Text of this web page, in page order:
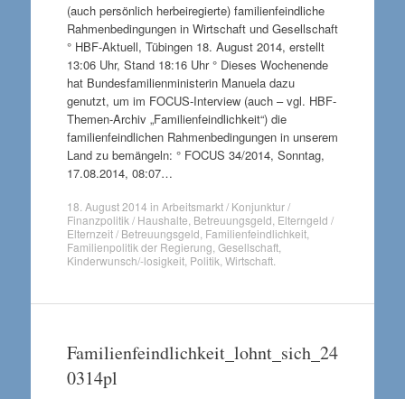
(auch persönlich herbeiregierte) familienfeindliche
Rahmenbedingungen in Wirtschaft und Gesellschaft
° HBF-Aktuell, Tübingen 18. August 2014, erstellt
13:06 Uhr, Stand 18:16 Uhr ° Dieses Wochenende
hat Bundesfamilienministerin Manuela dazu
genutzt, um im FOCUS-Interview (auch – vgl. HBF-
Themen-Archiv „Familienfeindlichkeit“) die
familienfeindlichen Rahmenbedingungen in unserem
Land zu bemängeln: ° FOCUS 34/2014, Sonntag,
17.08.2014, 08:07…
18. August 2014 in Arbeitsmarkt / Konjunktur /
Finanzpolitik / Haushalte Betreuungsgeld Elterngeld /
Elternzeit / Betreuungsgeld Familienfeindlichkeit,
Familienpolitik der Regierung Gesellschaft,
Kinderwunsch/-losigkeit, Politik Wirtschaft.
Familienfeindlichkeit_lohnt_sich_24
0314pl